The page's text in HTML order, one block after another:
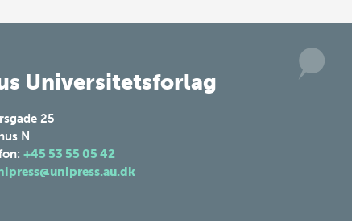
k…
Universitetsforlag
25
N
+45 53 55 05 42